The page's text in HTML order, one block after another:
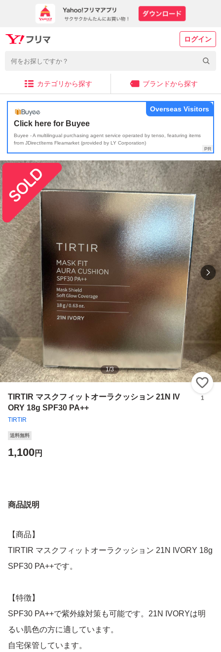
ログイン
カテゴリから探す ブランドから探す
Click here for Buyee
Buyee - A multilingual purchasing agent service operated by tenso, featuring items
from JDirectItems Fleamarket (provided by LY Corporation)
Overseas Visitors
1/3
TIRTIR マスクフィットオーラクッション 21N IV
ORY 18g SPF30 PA++
TIRTIR
1
送料無料
1,100円
商品説明
【商品】
TIRTIR マスクフィットオーラクッション 21N IVORY 18g
SPF30 PA++です。
【特徴】
SPF30 PA++で紫外線対策も可能です。21N IVORYは明
るい肌色の方に適しています。
自宅保管しています。